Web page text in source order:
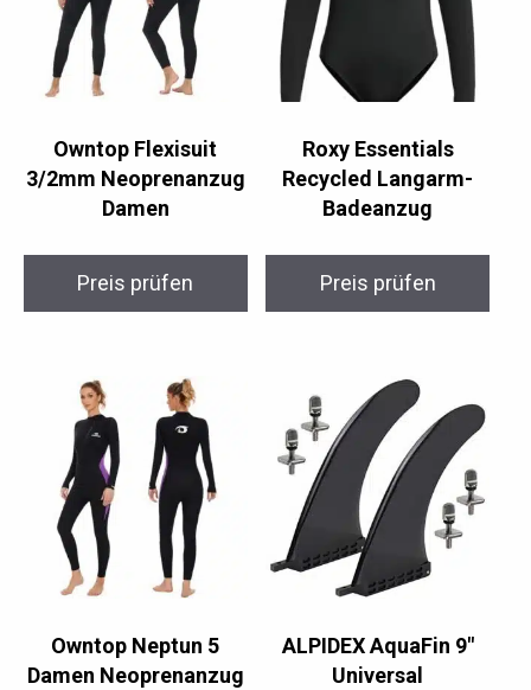
Owntop Flexisuit
3/2mm Neoprenanzug
Damen
Preis prüfen
Roxy Essentials
Recycled Langarm-
Badeanzug
Preis prüfen
Owntop Neptun 5
Damen Neoprenanzug
ALPIDEX AquaFin 9″
Universal